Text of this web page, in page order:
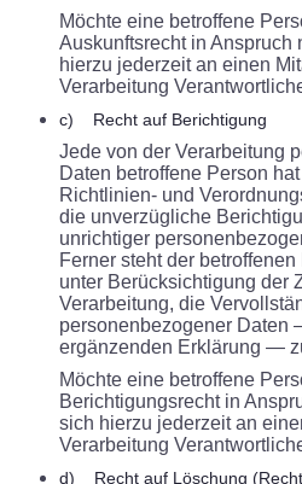
Möchte eine betroffene
Auskunftsrecht in Anspruch
hierzu jederzeit an einen
Verarbeitung
c) Recht auf Berichtigung
Jede von der Verarbeitung
Daten betroffene Person
Richtlinien- und
die unverzügliche
unrichtiger
Ferner steht der
unter Berücksichtigung der
Verarbeitung, die
personenbezogener Daten
ergänzenden Erklärung —
Möchte eine betroffene
Berichtigungsrecht in
sich hierzu jederzeit an
Verarbeitung
d) Recht auf Löschung